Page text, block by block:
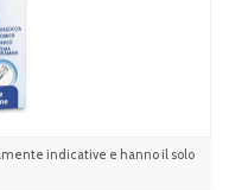
indicative e hanno il solo